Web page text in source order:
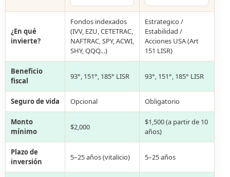
¿En qué
invierte?
Fondos indexados
(IVV, EZU, CETETRAC,
NAFTRAC, SPY, ACWI,
SHY, QQQ…)
Estrategico /
Estabilidad /
Acciones USA (Art
151 LISR)
Beneficio
fiscal
93°, 151°, 185° LISR 93°, 151°, 185° LISR
Seguro de vida Opcional Obligatorio
Monto
mínimo
$2,000
$1,500 (a partir de 10
años)
Plazo de
inversión
5–25 años (vitalicio) 5–25 años